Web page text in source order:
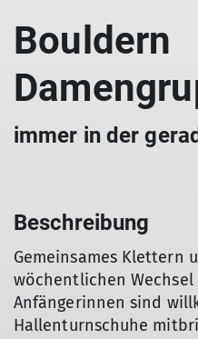
Bouldern
immer in der
Beschreibung
Gemeinsames Klettern
wöchentlichen Wechsel
Anfängerinnen sind
Hallenturnschuhe